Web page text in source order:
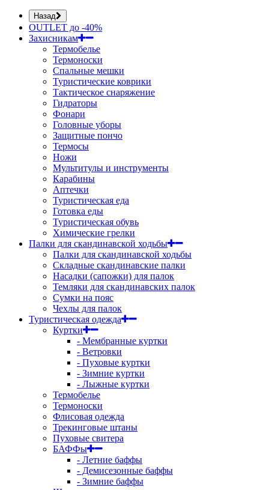
Назад
OUTLET до -40%
Захисникам
Термобелье
Термоноски
Спальные мешки
Туристические коврики
Тактическое снаряжение
Гидраторы
Фонари
Головные уборы
Защитные пончо
Термосы
Ножи
Мультитулы и инструменты
Карабины
Аптечки
Туристическая еда
Готовка еды
Туристическая обувь
Химические грелки
Палки для скандинавской ходьбы
Палки для скандинавской ходьбы
Складные скандинавские палки
Насадки (сапожки) для палок
Темляки для скандинавских палок
Сумки на пояс
Чехлы для палок
Туристическая одежда
Куртки
- Мембранные куртки
- Ветровки
- Пуховые куртки
- Зимние куртки
- Лыжные куртки
Термобелье
Термоноски
Флисовая одежда
Трекинговые штаны
Пуховые свитера
БАФФы
- Летние баффы
- Демисезонные баффы
- Зимние баффы